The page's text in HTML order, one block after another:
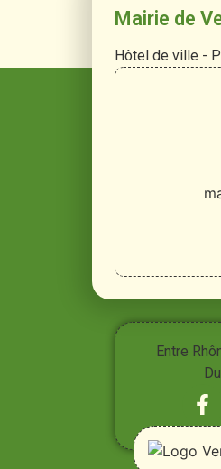
Mairie de
Hôtel de ville -
Entre